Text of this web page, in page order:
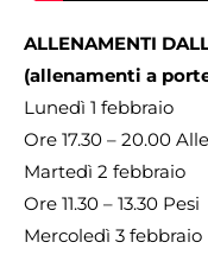
ALLENAMENTI
(allenamenti a
Lunedì 1 febbraio
Ore 17.30 – 20.00
Martedì 2 febbraio
Ore 11.30 – 13.30 Pesi
Mercoledì 3 febbraio